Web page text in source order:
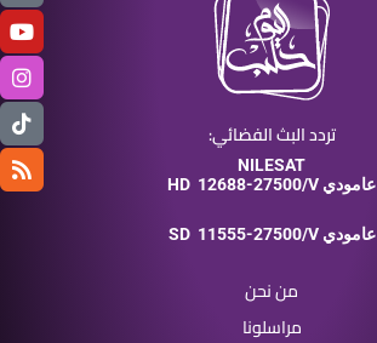
تردد البث الفضائي:
NILESAT
HD
12688-27500/V عامودي
SD 11555-27500/V عامودي
من نحن
مراسلونا